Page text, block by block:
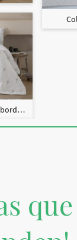
+ fundas cojín
que